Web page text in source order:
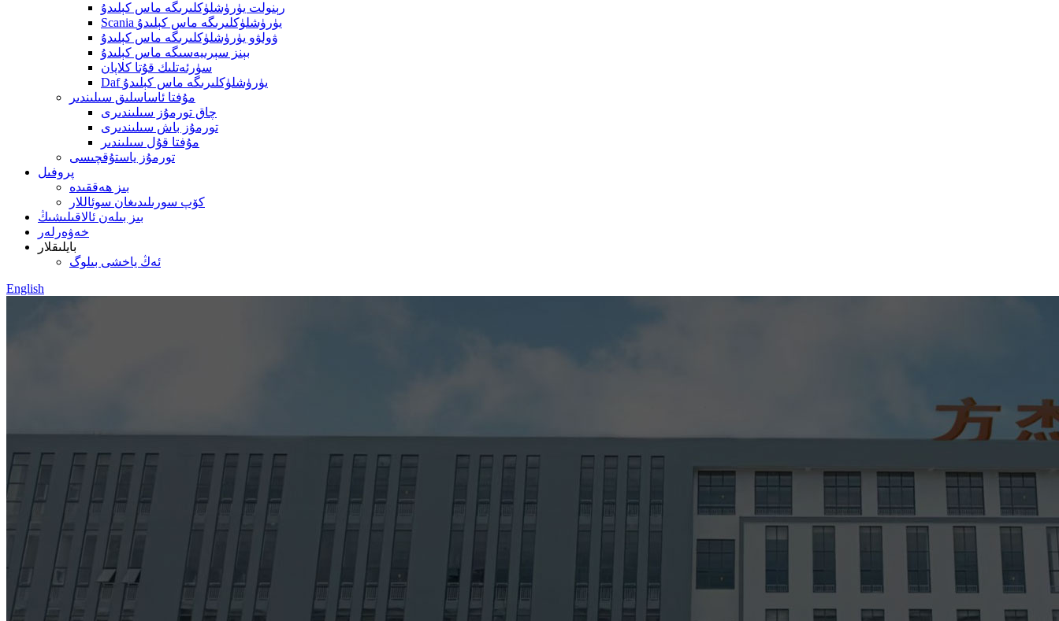
رېنولت يۈرۈشلۈكلىرىگە ماس كېلىدۇ
Scania يۈرۈشلۈكلىرىگە ماس كېلىدۇ
ۋولۋو يۈرۈشلۈكلىرىگە ماس كېلىدۇ
بېنز سېرىيەسىگە ماس كېلىدۇ
سۈرئەتلىك قۇتا كلاپان
Daf يۈرۈشلۈكلىرىگە ماس كېلىدۇ
مۇفتا ئاساسلىق سىلىندىر
چاق تورمۇز سىلىندىرى
تورمۇز باش سىلىندىرى
مۇفتا قۇل سىلىندىر
تورمۇز ياستۇقچىسى
پروفىل
بىز ھەققىدە
كۆپ سورىلىدىغان سوئاللار
بىز بىلەن ئالاقىلىشىڭ
خەۋەرلەر
بايلىقلار
ئەڭ ياخشى بىلوگ
English